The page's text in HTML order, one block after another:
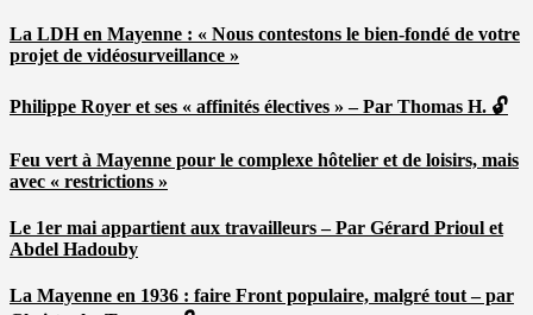
La LDH en Mayenne : « Nous contestons le bien-fondé de votre
projet de vidéosurveillance »
Philippe Royer et ses « affinités électives » – Par Thomas H. 🔓
Feu vert à Mayenne pour le complexe hôtelier et de loisirs, mais
avec « restrictions »
Le 1er mai appartient aux travailleurs – Par Gérard Prioul et
Abdel Hadouby
La Mayenne en 1936 : faire Front populaire, malgré tout – par